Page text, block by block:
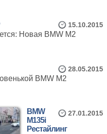
15.10.2015
Новая BMW M2
28.05.2015
BMW M2
27.01.2015
BMW
M135i
Рестайлинг